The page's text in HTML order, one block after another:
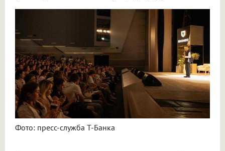
Фото: пресс-служба Т-Банка